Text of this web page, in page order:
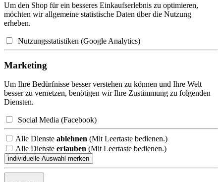
Um den Shop für ein besseres Einkaufserlebnis zu optimieren,
möchten wir allgemeine statistische Daten über die Nutzung
erheben.
Nutzungsstatistiken (Google Analytics)
Marketing
Um Ihre Bedürfnisse besser verstehen zu können und Ihre Welt
besser zu vernetzen, benötigen wir Ihre Zustimmung zu folgenden
Diensten.
Social Media (Facebook)
Alle Dienste ablehnen (Mit Leertaste bedienen.)
Alle Dienste erlauben (Mit Leertaste bedienen.)